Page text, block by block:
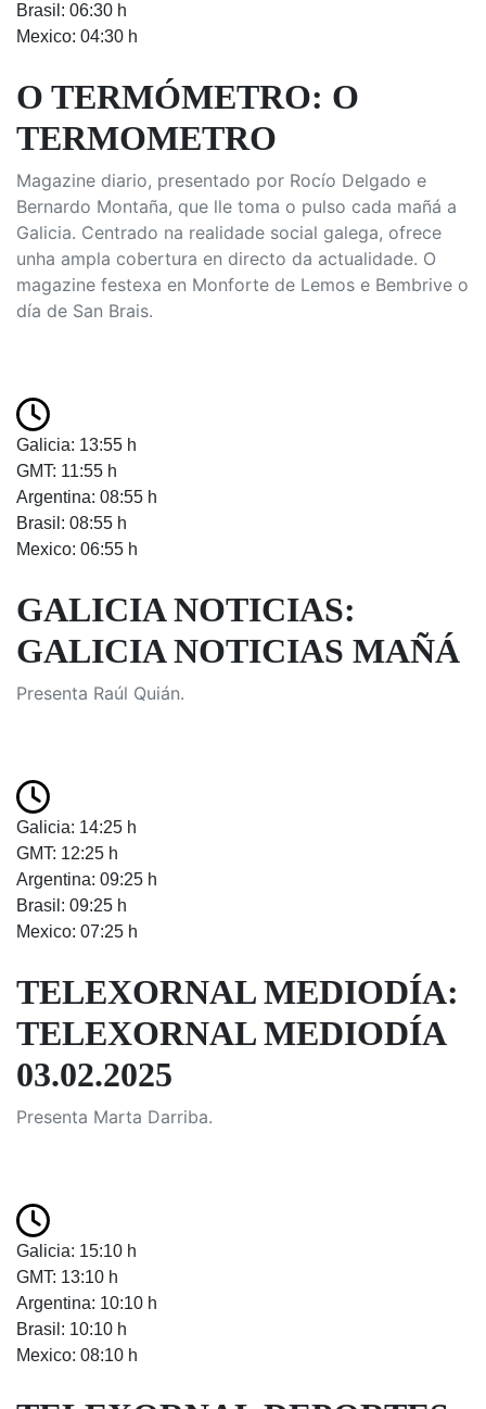
Brasil: 06:30 h
Mexico: 04:30 h
O TERMÓMETRO: O
TERMOMETRO
Magazine diario, presentado por Rocío Delgado e
Bernardo Montaña, que lle toma o pulso cada mañá a
Galicia. Centrado na realidade social galega, ofrece
unha ampla cobertura en directo da actualidade. O
magazine festexa en Monforte de Lemos e Bembrive o
día de San Brais.
Galicia: 13:55 h
GMT: 11:55 h
Argentina: 08:55 h
Brasil: 08:55 h
Mexico: 06:55 h
GALICIA NOTICIAS:
GALICIA NOTICIAS MAÑÁ
Presenta Raúl Quián.
Galicia: 14:25 h
GMT: 12:25 h
Argentina: 09:25 h
Brasil: 09:25 h
Mexico: 07:25 h
TELEXORNAL MEDIODÍA:
TELEXORNAL MEDIODÍA
03.02.2025
Presenta Marta Darriba.
Galicia: 15:10 h
GMT: 13:10 h
Argentina: 10:10 h
Brasil: 10:10 h
Mexico: 08:10 h